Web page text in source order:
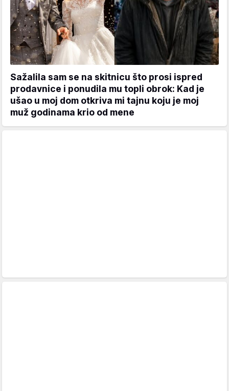
Sažalila sam se na skitnicu što prosi ispred
prodavnice i ponudila mu topli obrok: Kad je
ušao u moj dom otkriva mi tajnu koju je moj
muž godinama krio od mene